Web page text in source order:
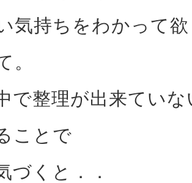
気持ちをわかって
。
で整理が出来ていな
ことで
づくと．．